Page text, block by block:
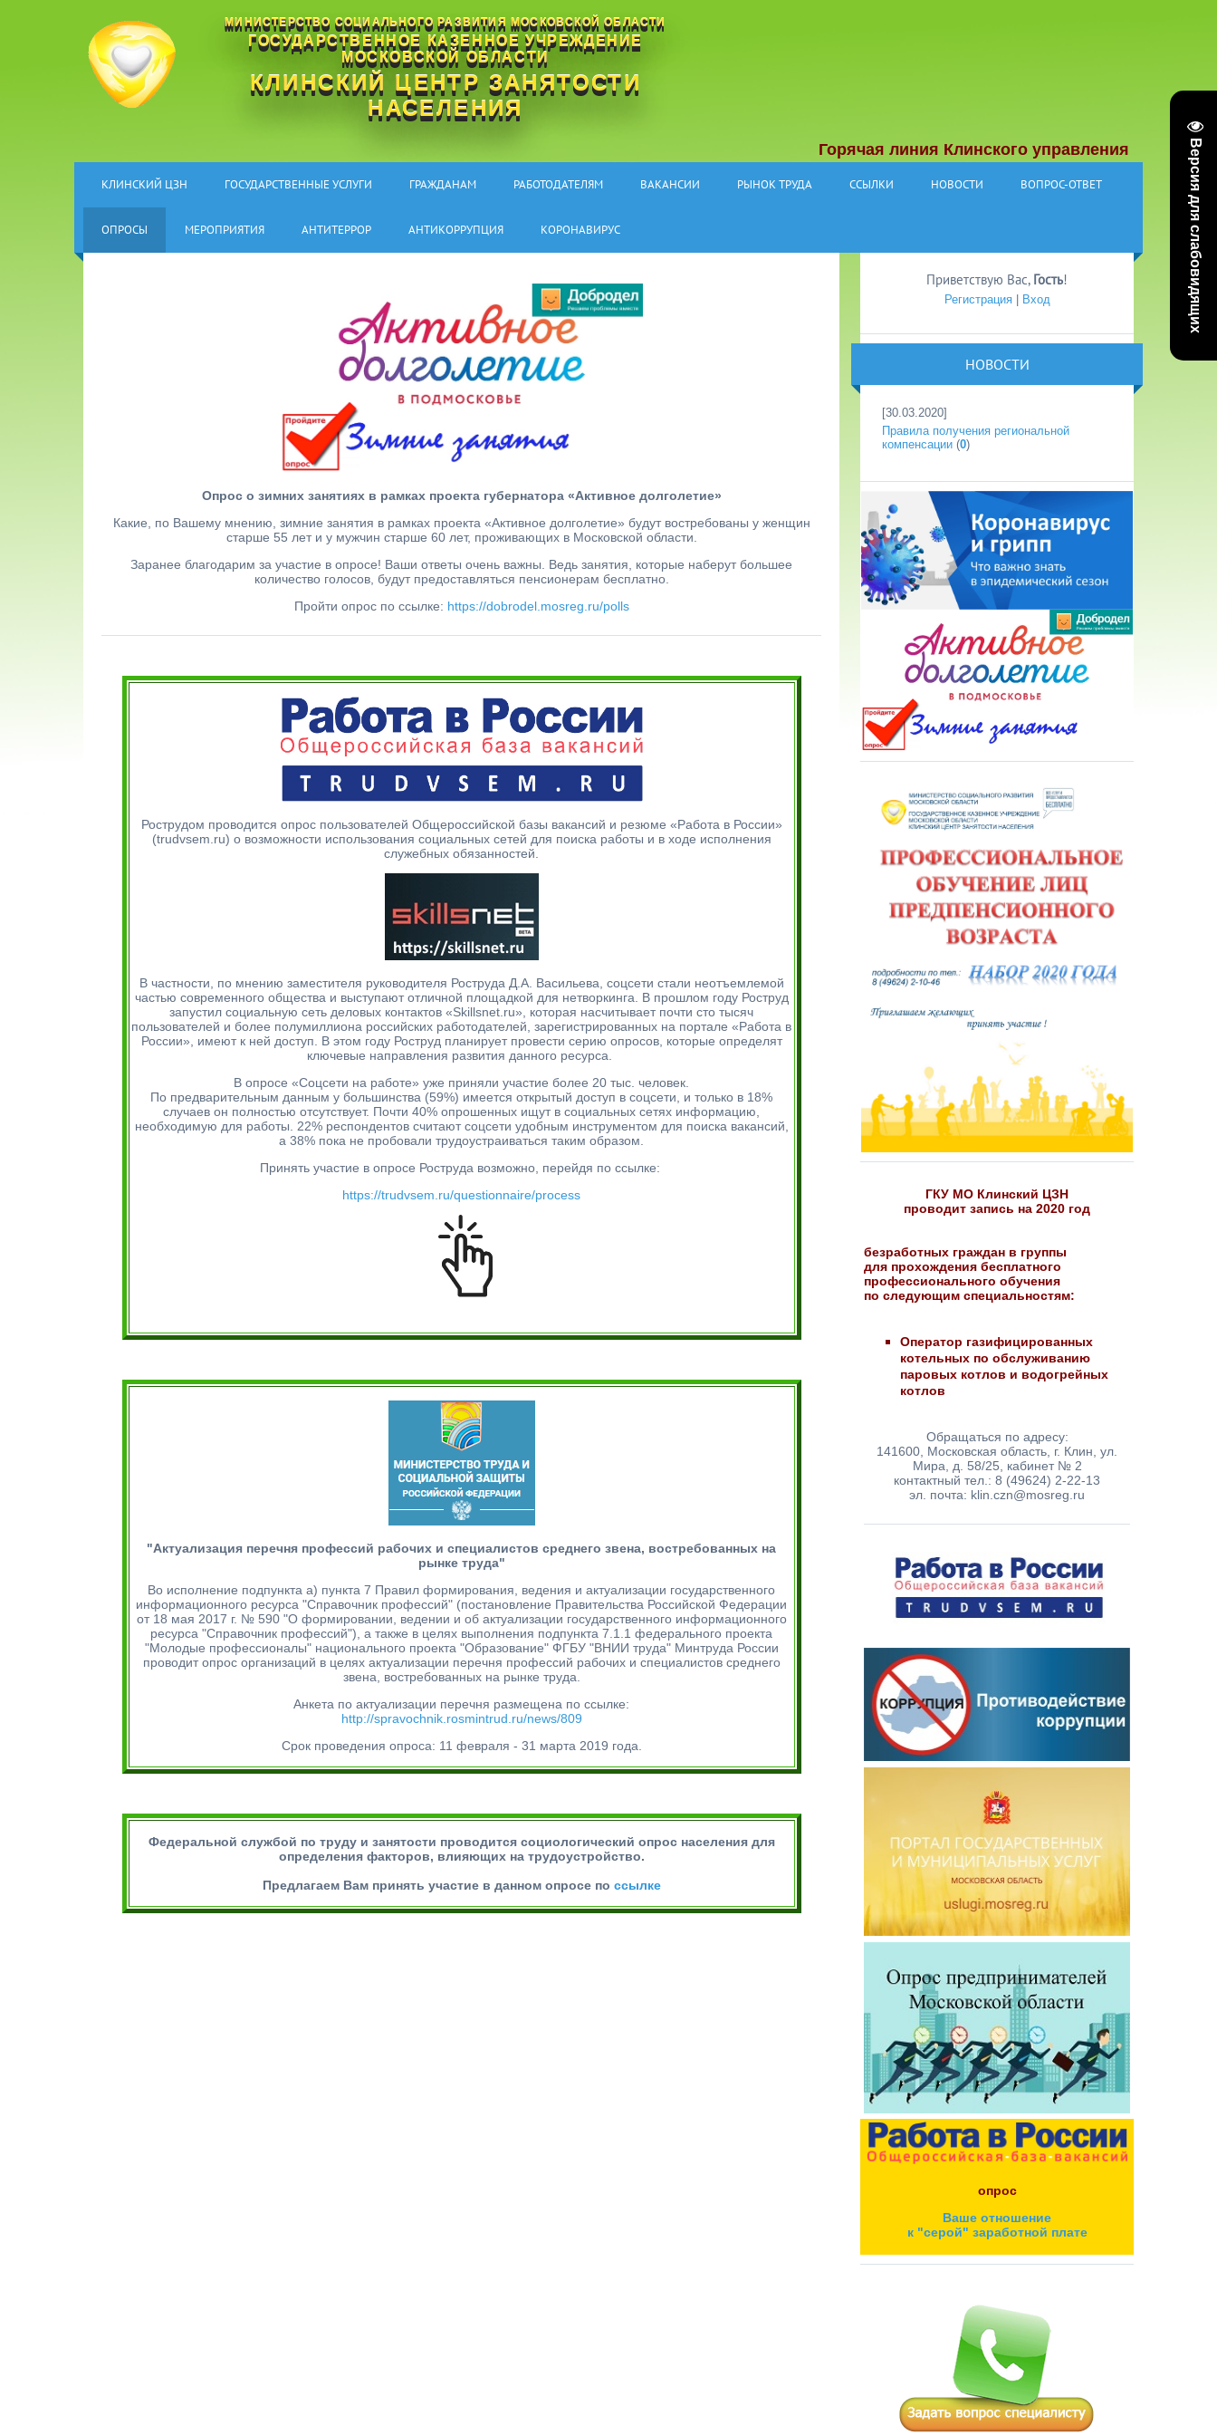
Версия для слабовидящих
МИНИСТЕРСТВО СОЦИАЛЬНОГО РАЗВИТИЯ МОСКОВСКОЙ ОБЛАСТИ
ГОСУДАРСТВЕННОЕ КАЗЕННОЕ УЧРЕЖДЕНИЕ
МОСКОВСКОЙ ОБЛАСТИ
КЛИНСКИЙ ЦЕНТР ЗАНЯТОСТИ
НАСЕЛЕНИЯ
Горячая линия Клинского управления социальной
КЛИНСКИЙ ЦЗН ГОСУДАРСТВЕННЫЕ УСЛУГИ ГРАЖДАНАМ РАБОТОДАТЕЛЯМ ВАКАНСИИ РЫНОК ТРУДА ССЫЛКИ НОВОСТИ ВОПРОС-ОТВЕТ
ОПРОСЫ МЕРОПРИЯТИЯ АНТИТЕРРОР АНТИКОРРУПЦИЯ КОРОНАВИРУС
Опрос о зимних занятиях в рамках проекта губернатора «Активное долголетие»
Какие, по Вашему мнению, зимние занятия в рамках проекта «Активное долголетие» будут востребованы у женщин
старше 55 лет и у мужчин старше 60 лет, проживающих в Московской области.
Заранее благодарим за участие в опросе! Ваши ответы очень важны. Ведь занятия, которые наберут большее
количество голосов, будут предоставляться пенсионерам бесплатно.
Пройти опрос по ссылке: https://dobrodel.mosreg.ru/polls
Рострудом проводится опрос пользователей Общероссийской базы вакансий и резюме «Работа в России»
(trudvsem.ru) о возможности использования социальных сетей для поиска работы и в ходе исполнения
служебных обязанностей.
В частности, по мнению заместителя руководителя Роструда Д.А. Васильева, соцсети стали неотъемлемой
частью современного общества и выступают отличной площадкой для нетворкинга. В прошлом году Роструд
запустил социальную сеть деловых контактов «Skillsnet.ru», которая насчитывает почти сто тысяч
пользователей и более полумиллиона российских работодателей, зарегистрированных на портале «Работа в
России», имеют к ней доступ. В этом году Роструд планирует провести серию опросов, которые определят
ключевые направления развития данного ресурса.
В опросе «Соцсети на работе» уже приняли участие более 20 тыс. человек.
По предварительным данным у большинства (59%) имеется открытый доступ в соцсети, и только в 18%
случаев он полностью отсутствует. Почти 40% опрошенных ищут в социальных сетях информацию,
необходимую для работы. 22% респондентов считают соцсети удобным инструментом для поиска вакансий,
а 38% пока не пробовали трудоустраиваться таким образом.
Принять участие в опросе Роструда возможно, перейдя по ссылке:
https://trudvsem.ru/questionnaire/process
"Актуализация перечня профессий рабочих и специалистов среднего звена, востребованных на
рынке труда"
Во исполнение подпункта а) пункта 7 Правил формирования, ведения и актуализации государственного
информационного ресурса "Справочник профессий" (постановление Правительства Российской Федерации
от 18 мая 2017 г. № 590 "О формировании, ведении и об актуализации государственного информационного
ресурса "Справочник профессий"), а также в целях выполнения подпункта 7.1.1 федерального проекта
"Молодые профессионалы" национального проекта "Образование" ФГБУ "ВНИИ труда" Минтруда России
проводит опрос организаций в целях актуализации перечня профессий рабочих и специалистов cреднего
звена, востребованных на рынке труда.
Анкета по актуализации перечня размещена по ссылке:
http://spravochnik.rosmintrud.ru/news/809
Срок проведения опроса: 11 февраля - 31 марта 2019 года.
Федеральной службой по труду и занятости проводится социологический опрос населения для
определения факторов, влияющих на трудоустройство.
Предлагаем Вам принять участие в данном опросе по ссылке
Приветствую Вас, Гость!
Регистрация| Вход
НОВОСТИ
[30.03.2020]
Правила получения региональной
компенсации (0)
ГКУ МО Клинский ЦЗН
проводит запись на 2020 год
безработных граждан в группы
для прохождения бесплатного
профессионального обучения
по следующим специальностям:
Оператор газифицированных
котельных по обслуживанию
паровых котлов и водогрейных
котлов
Обращаться по адресу:
141600, Московская область, г. Клин, ул.
Мира, д. 58/25, кабинет № 2
контактный тел.: 8 (49624) 2-22-13
эл. почта: klin.czn@mosreg.ru
опрос
Ваше отношение
к "серой" заработной плате